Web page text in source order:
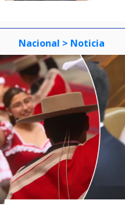
Nacional > Noticia